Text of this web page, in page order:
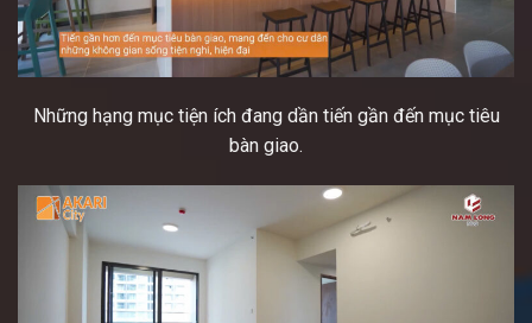
Những hạng mục tiện ích đang dần tiến gần đến mục tiêu
bàn giao.